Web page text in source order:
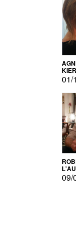
01/
CON
09/